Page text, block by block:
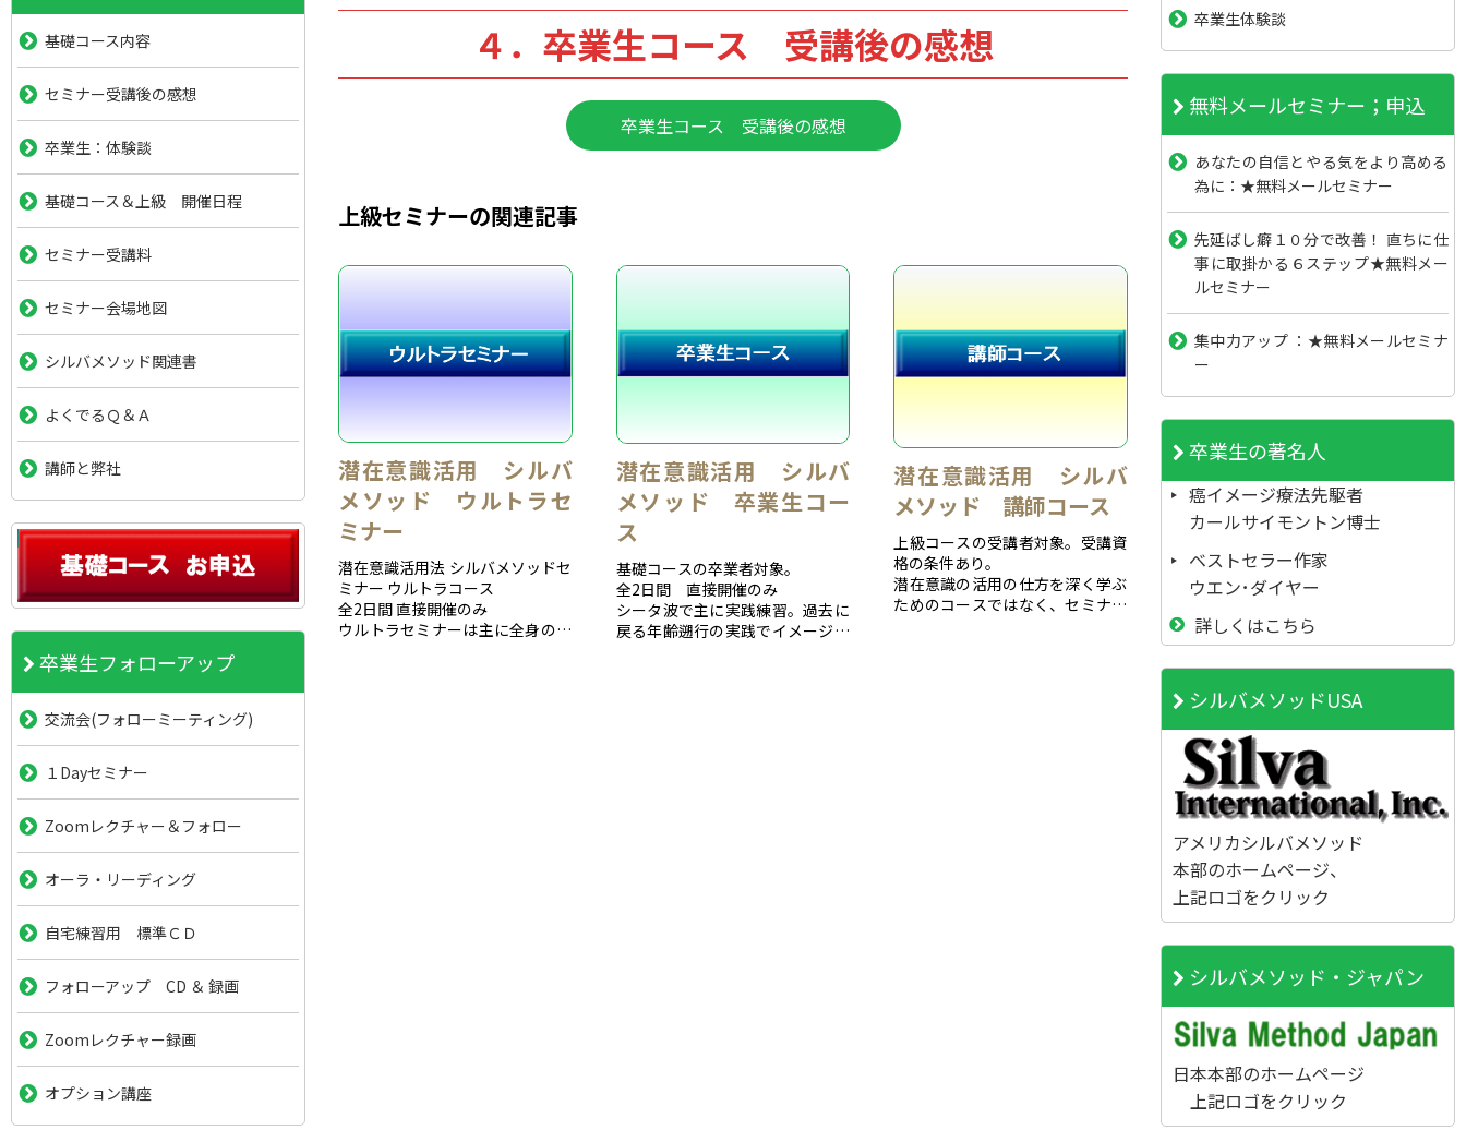
４．卒業生コース 受講後の感想
卒業生コース 受講後の感想
上級セミナーの関連記事
潜在意識活用 シルバ
メソッド ウルトラセ
ミナー
潜在意識活用法 シルバメソッドセ
ミナー ウルトラコース
全2日間 直接開催のみ
ウルトラセミナーは主に全身の直
潜在意識活用 シルバ
メソッド 卒業生コー
ス
基礎コースの卒業者対象。
全2日間 直接開催のみ
シータ波で主に実践練習。過去に
戻る年齢遡行の実践でイメージ力
潜在意識活用 シルバ
メソッド 講師コース
上級コースの受講者対象。受講資
格の条件あり。
潜在意識の活用の仕方を深く学ぶ
ためのコースではなく、セミナー
基礎コース内容
セミナー受講後の感想
卒業生：体験談
基礎コース＆上級 開催日程
セミナー受講料
セミナー会場地図
シルバメソッド関連書
よくでるＱ＆Ａ
講師と弊社
卒業生フォローアップ
交流会(フォローミーティング)
１Dayセミナー
Zoomレクチャー＆フォロー
オーラ・リーディング
自宅練習用 標準ＣＤ
フォローアップ CD ＆ 録画
Zoomレクチャー録画
オプション講座
卒業生体験談
無料メールセミナー；申込
あなたの自信とやる気をより高める
為に：★無料メールセミナー
先延ばし癖１０分で改善！ 直ちに仕
事に取掛かる６ステップ★無料メー
ルセミナー
集中力アップ ：★無料メールセミナ
ー
卒業生の著名人
癌イメージ療法先駆者
カールサイモントン博士
ベストセラー作家
ウエン･ダイヤー
詳しくはこちら
シルバメソッドUSA
アメリカシルバメソッド
本部のホームページ、
上記ロゴをクリック
シルバメソッド・ジャパン
日本本部のホームページ
上記ロゴをクリック